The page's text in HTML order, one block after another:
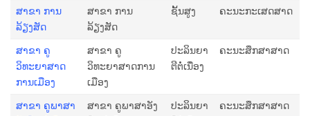
ສາຂາ ການ
ລ້ຽງສັດ
ສາຂາ ການ
ລ້ຽງສັດ
ຊັ້ນສູງ ຄະນະກະເສດສາດ
ສາຂາ ຄູ
ວິທະຍາສາດ
ການເມືອງ
ສາຂາ ຄູ
ວິທະຍາສາດການ
ເມືອງ
ປະລິນຍາ
ຕີຕໍ່ເນື່ອງ
ຄະນະສຶກສາສາດ
ສາຂາ ຄູພາ​ສາ​
ສາຂາ ຄູພາ​ສາ​ອັງ​
ປະລິນຍາ
ຄະນະສຶກສາສາດ